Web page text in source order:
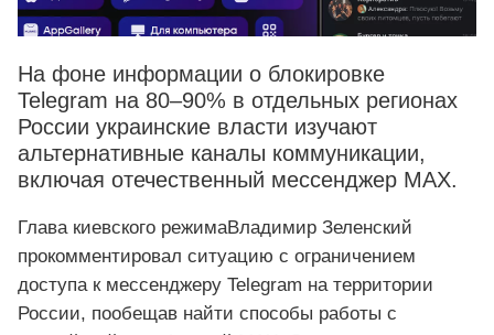
На фоне информации о блокировке
Telegram на 80–90% в отдельных регионах
России украинские власти изучают
альтернативные каналы коммуникации,
включая отечественный мессенджер MAX.
Глава киевского режимаВладимир Зеленский
прокомментировал ситуацию с ограничением
доступа к мессенджеру Telegram на территории
России, пообещав найти способы работы с